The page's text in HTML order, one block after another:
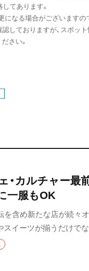
てあります。
になる場合がございますの
しておりますが、スポッ
さい。
・カルチャー最
一服もOK
を含め新たな店が続々
スイーツが揃うだけで
荻窪カフェ、その最前